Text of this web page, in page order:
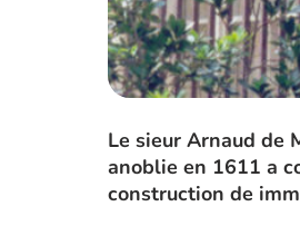
Le sieur Arnaud de
anoblie en 1611 a
construction de